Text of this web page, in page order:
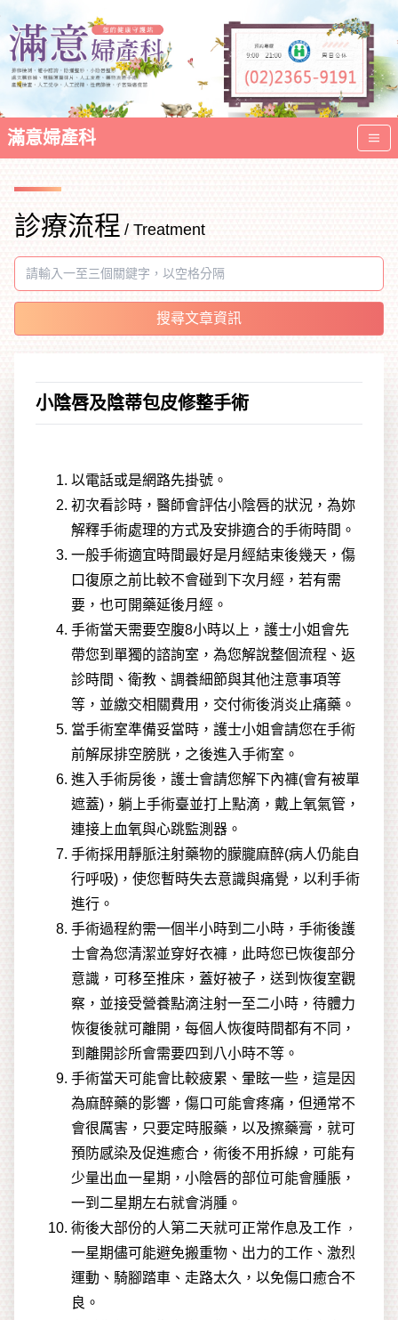
滿意婦產科
診療流程 / Treatment
搜尋文章資訊
小陰唇及陰蒂包皮修整手術